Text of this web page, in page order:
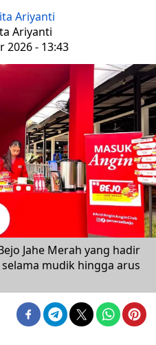
Ariyanti
Ariyanti
2026 - 13:43
Jahe Merah yang hadir
mudik hingga arus